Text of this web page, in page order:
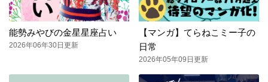
能勢みやびの金星星座占い
2026年06年30日更新
【マンガ】てらねこミー子の
日常
2026年05年09日更新